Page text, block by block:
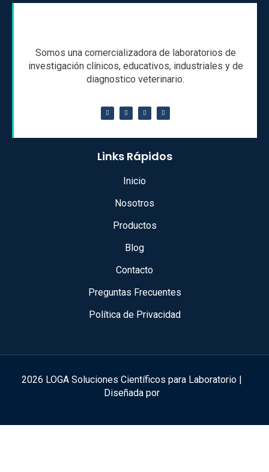
Somos una comercializadora de laboratorios de
investigación clínicos, educativos, industriales y de
diagnostico veterinario.
Links Rápidos
Inicio
Nosotros
Productos
Blog
Contacto
Preguntas Frecuentes
Política de Privacidad
2026 LOGA Soluciones Científicos para Laboratorio |
Diseñada por